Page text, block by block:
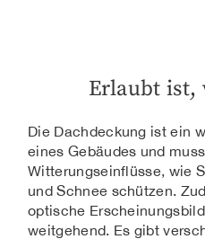
Erlaubt ist,
Die Dachdeckung ist ein
eines Gebäudes und
Witterungseinflüsse, wie
und Schnee schützen.
optische
weitgehend. Es gibt